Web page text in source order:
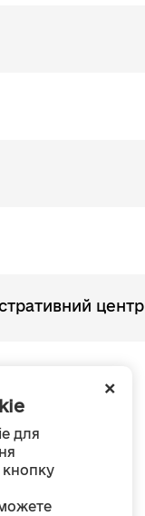
+
для
кнопку
центр